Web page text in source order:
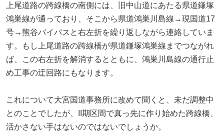
上尾道路の跨線橋の南側には、旧中山道にあたる県道鎌塚
鴻巣線が通っており、そこから県道鴻巣川島線→現国道17
号→熊谷バイパスと右左折を繰り返しながら連絡していま
す。もし上尾道路の跨線橋が県道鎌塚鴻巣線までつながれ
ば、この右左折を解消するとともに、鴻巣川島線の通行止
め工事の迂回路にもなります。
これについて大宮国道事務所に改めて聞くと、未だ調整中
とのことでしたが、II期区間で真っ先に作り始めた跨線橋、
活かさない手はないのではないでしょうか。